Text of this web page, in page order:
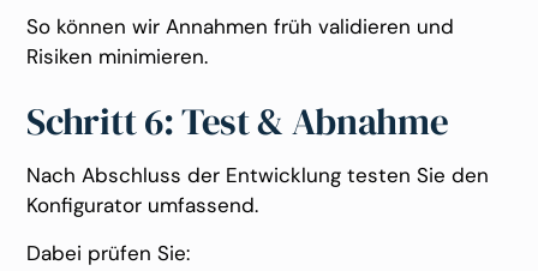
So können wir Annahmen früh validieren und
Risiken minimieren.
Schritt 6: Test & Abnahme
Nach Abschluss der Entwicklung testen Sie den
Konfigurator umfassend.
Dabei prüfen Sie: